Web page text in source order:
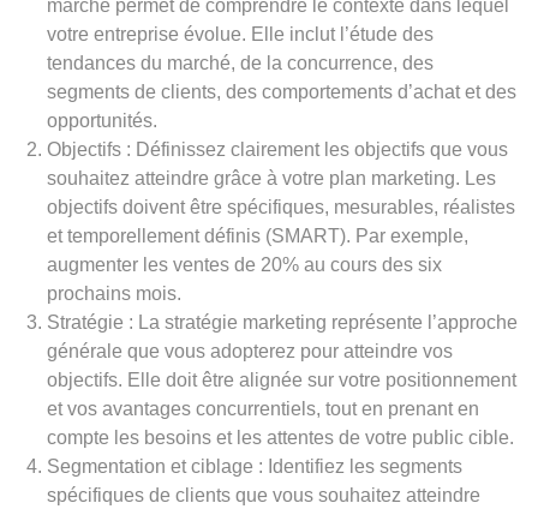
marché permet de comprendre le contexte dans lequel
votre entreprise évolue. Elle inclut l’étude des
tendances du marché, de la concurrence, des
segments de clients, des comportements d’achat et des
opportunités.
Objectifs : Définissez clairement les objectifs que vous
souhaitez atteindre grâce à votre plan marketing. Les
objectifs doivent être spécifiques, mesurables, réalistes
et temporellement définis (SMART). Par exemple,
augmenter les ventes de 20% au cours des six
prochains mois.
Stratégie : La stratégie marketing représente l’approche
générale que vous adopterez pour atteindre vos
objectifs. Elle doit être alignée sur votre positionnement
et vos avantages concurrentiels, tout en prenant en
compte les besoins et les attentes de votre public cible.
Segmentation et ciblage : Identifiez les segments
spécifiques de clients que vous souhaitez atteindre